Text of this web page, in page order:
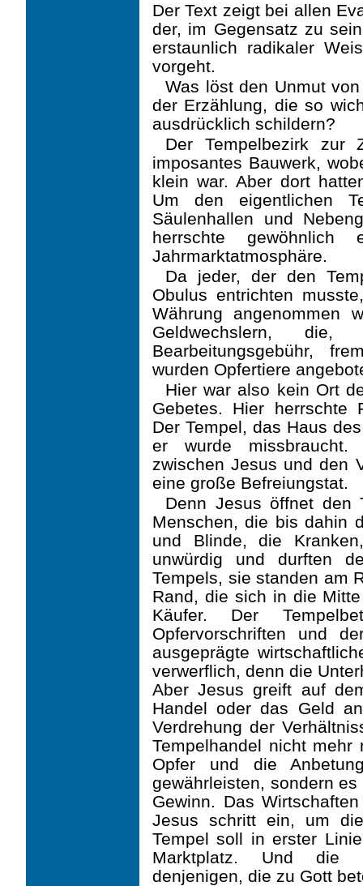
Der Text zeigt bei allen
der, im Gegensatz zu
erstaunlich radikaler
vorgeht.
Was löst den Unmut
der Erzählung, die so
ausdrücklich schildern?
Der Tempelbezirk
imposantes Bauwerk,
klein war. Aber dort
Um den eigentlichen
Säulenhallen und
herrschte
Jahrmarktatmosphäre.
Da jeder, der den
Obulus entrichten
Währung angenommen
Geldwechslern, die,
Bearbeitungsgebühr,
wurden Opfertiere
Hier war also kein Ort
Gebetes. Hier herrschte
Der Tempel, das Haus
er wurde missbraucht.
zwischen Jesus und den
eine große Befreiungstat.
Denn Jesus öffnet den
Menschen, die bis dahin
und Blinde, die
unwürdig und durften
Tempels, sie standen am
Rand, die sich in die
Käufer. Der
Opfervorschriften und
ausgeprägte
verwerflich, denn die
Aber Jesus greift auf
Handel oder das Geld
Verdrehung der
Tempelhandel nicht
Opfer und die
gewährleisten, sondern
Gewinn. Das
Jesus schritt ein, um
Tempel soll in erster
Marktplatz. Und die
denjenigen, die zu Gott